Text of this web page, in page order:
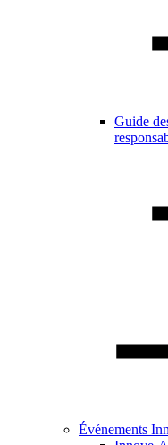
Guide
Événements